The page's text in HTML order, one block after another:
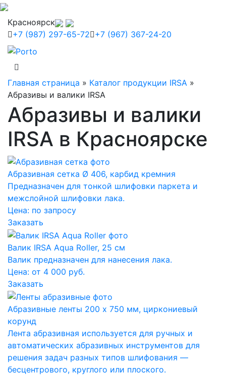
Красноярск
+7 (987) 297-65-72 +7 (967) 367-24-20
Главная страница » Каталог продукции IRSA »
Абразивы и валики IRSA
Абразивы и валики
IRSA в Красноярске
Абразивная сетка Ø 406, карбид кремния
Предназначен для тонкой шлифовки паркета и
межслойной шлифовки лака.
Цена: по запросу
Заказать
Валик IRSA Aqua Roller, 25 см
Валик предназначен для нанесения лака.
Цена: от 4 000 руб.
Заказать
Абразивные ленты 200 x 750 мм, циркониевый
корунд
Лента абразивная используется для ручных и
автоматических абразивных инструментов для
решения задач разных типов шлифования —
бесцентрового, круглого или плоского.